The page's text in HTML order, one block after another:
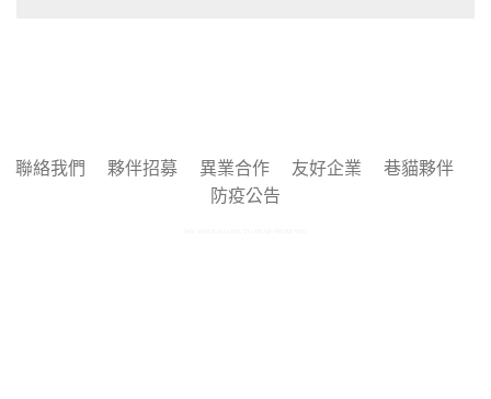
聯絡我們 夥伴招募 異業合作 友好企業
巷貓夥伴
防疫公告